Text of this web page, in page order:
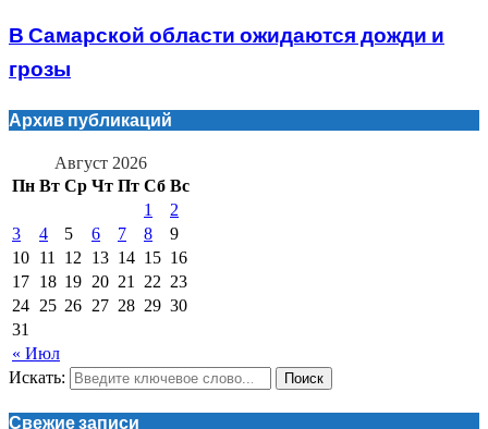
В Самарской области ожидаются дожди и
грозы
Архив публикаций
Август 2026
Пн Вт Ср Чт Пт Сб Вс
« Июл
1
2
3
4 5 6 7 8
9
10 11 12 13 14 15 16
17 18 19 20 21 22 23
24 25 26 27 28 29 30
31
Искать: Поиск
Свежие записи